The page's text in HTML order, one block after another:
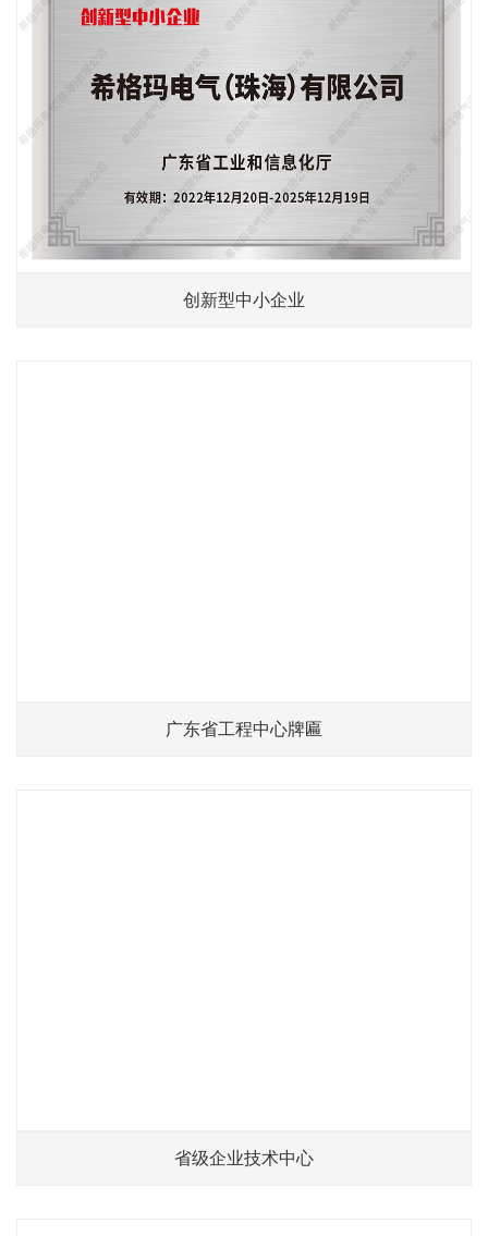
创新型中小企业
广东省工程中心牌匾
省级企业技术中心